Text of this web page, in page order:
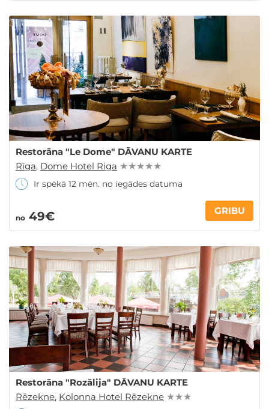
Restorāna "Le Dome" DĀVANU KARTE
Rīga, Dome Hotel Riga ★ ★ ★ ★ ★
Ir spēkā 12 mēn. no iegādes datuma
no 49€ GRIBU
Restorāna "Rozālija" DĀVANU KARTE
Rēzekne, Kolonna Hotel Rēzekne ★ ★ ★